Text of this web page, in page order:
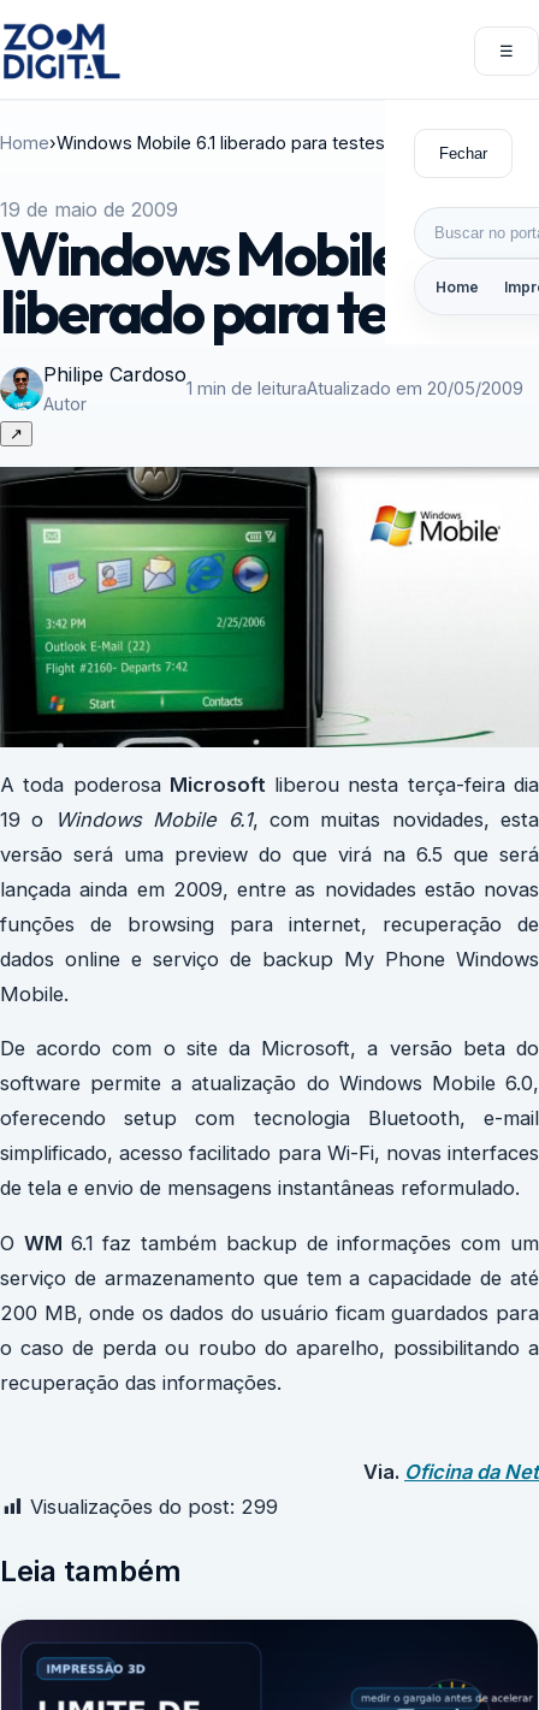
☰
Fechar
Buscar por:
Home
Home›Windows Mobile 6.1 liberado para testes
19 de maio de 2009
Windows Mobile 6.1
liberado para testes
Philipe Cardoso
Autor
1 min de leituraAtualizado em 20/05/2009
↗
A toda poderosa Microsoft liberou nesta terça-feira dia
19 o
Windows Mobile 6.1, com muitas novidades, esta
versão será uma preview do que virá na 6.5 que será
lançada ainda em 2009, entre as novidades estão novas
funções de browsing para internet, recuperação de
dados online e serviço de backup My Phone Windows
Mobile.
De acordo com o site da Microsoft, a versão beta do
software permite a atualização do Windows Mobile 6.0,
oferecendo setup com tecnologia Bluetooth, e-mail
simplificado, acesso facilitado para Wi-Fi, novas interfaces
de tela e envio de mensagens instantâneas reformulado.
O WM 6.1 faz também backup de informações com um
serviço de armazenamento que tem a capacidade de até
200 MB, onde os dados do usuário ficam guardados para
o caso de perda ou roubo do aparelho, possibilitando a
recuperação das informações.
Via. Oficina da Net
Visualizações do post: 299
Leia também